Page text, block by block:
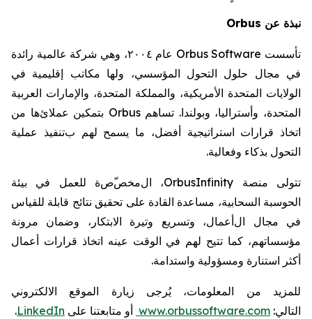
نبذة عن Orbus
تأسست Orbus Software
عام ٢٠٠٤، وهي شركة عالمية رائدة
في مجال حلول التحول المؤسسي، ولها مكاتب إقليمية في
الولايات المتحدة الأمريكية، والمملكة المتحدة، والإمارات العربية
المتحدة، وأستراليا، وبولندا. تساهمOrbus بتمكين عملائها من
اتخاذ قرارات استراتيجية أفضل، ما يسمح لهم بتنفيذ عملية
التحول بذكاء وفعالية.
تتولى منصة OrbusInfinity، المخصصة للعمل في بيئة
الحوسبة السحابية، مساعدة القادة على تحقيق نتائج قابلة للقياس
في مجال الأعمال، وتسريع وتيرة الابتكار، وضمان مرونة
مؤسساتهم، كما تتيح لهم في الوقت عينه اتخاذ قرارات أعمال
أكثر استنارة ومسؤولية واستدامة.
للمزيد من المعلومات، يُرجى زيارة الموقع الالكتروني
التالي: www.orbussoftware.com أو متابعتنا على LinkedIn
.